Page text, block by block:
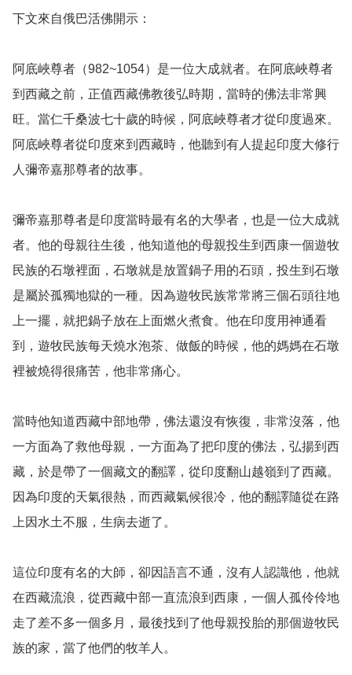
下文來自俄巴活佛開示：
阿底峽尊者（982~1054）是一位大成就者。在阿底峽尊者
到西藏之前，正值西藏佛教後弘時期，當時的佛法非常興
旺。當仁千桑波七十歲的時候，阿底峽尊者才從印度過來。
阿底峽尊者從印度來到西藏時，他聽到有人提起印度大修行
人彌帝嘉那尊者的故事。
彌帝嘉那尊者是印度當時最有名的大學者，也是一位大成就
者。他的母親往生後，他知道他的母親投生到西康一個遊牧
民族的石墩裡面，石墩就是放置鍋子用的石頭，投生到石墩
是屬於孤獨地獄的一種。因為遊牧民族常常將三個石頭往地
上一擺，就把鍋子放在上面燃火煮食。他在印度用神通看
到，遊牧民族每天燒水泡茶、做飯的時候，他的媽媽在石墩
裡被燒得很痛苦，他非常痛心。
當時他知道西藏中部地帶，佛法還沒有恢復，非常沒落，他
一方面為了救他母親，一方面為了把印度的佛法，弘揚到西
藏，於是帶了一個藏文的翻譯，從印度翻山越嶺到了西藏。
因為印度的天氣很熱，而西藏氣候很冷，他的翻譯隨從在路
上因水土不服，生病去逝了。
這位印度有名的大師，卻因語言不通，沒有人認識他，他就
在西藏流浪，從西藏中部一直流浪到西康，一個人孤伶伶地
走了差不多一個多月，最後找到了他母親投胎的那個遊牧民
族的家，當了他們的牧羊人。